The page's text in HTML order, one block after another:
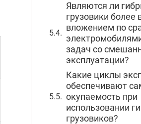
Являются ли
грузовики
вложением по
задач со
эксплуатации?
Какие циклы
обеспечивают
окупаемость при
использовании
грузовиков?